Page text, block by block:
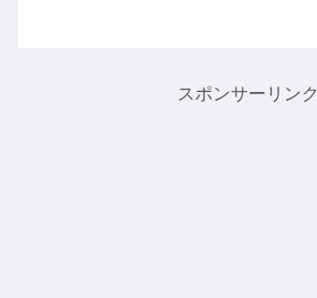
スポンサーリンク